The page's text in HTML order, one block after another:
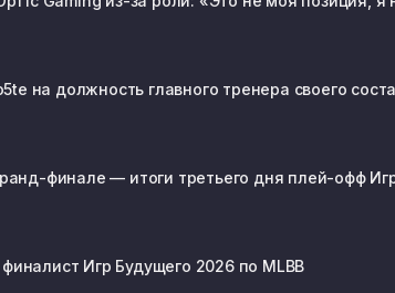
на должность главного тренера своего
финале — итоги третьего дня плей-офф
Игр Будущего 2026 по MLBB